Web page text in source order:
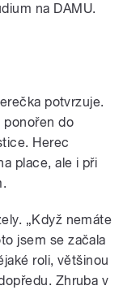
na DAMU.
potvrzuje.
ponořen do
Herec
place, ale i při
„Když nemáte
jsem se začala
roli, většinou
Zhruba v